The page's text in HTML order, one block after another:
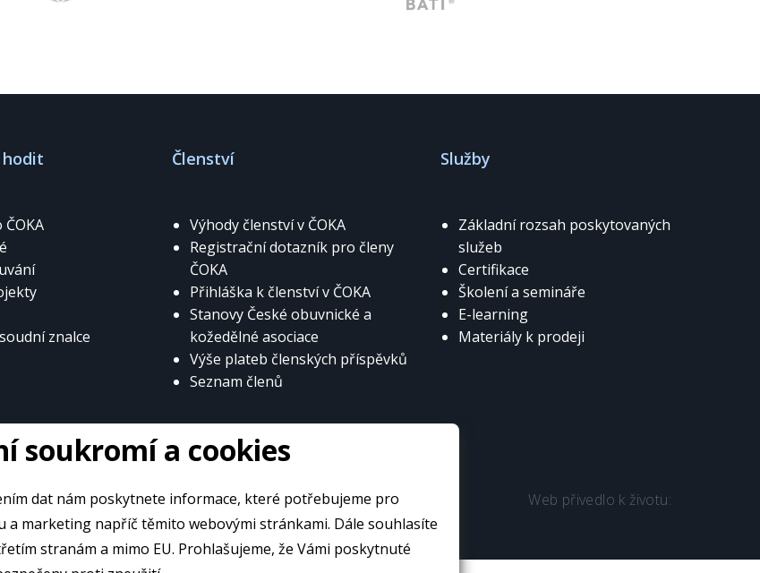
hodit
znalce
Členství
Výhody členství v ČOKA
Registrační dotazník pro členy
ČOKA
Přihláška k členství v ČOKA
Stanovy České obuvnické a
kožedělné asociace
Výše plateb členských příspěvků
Seznam členů
Služby
Základní rozsah poskytovaných
služeb
Certifikace
Školení a semináře
E-learning
Materiály k prodeji
Web přivedlo k životu:
soukromí a cookies
dat nám poskytnete informace, které potřebujeme pro
napříč těmito webovými stránkami. Dále souhlasíte
stranám a mimo EU. Prohlašujeme, že Vámi poskytnuté